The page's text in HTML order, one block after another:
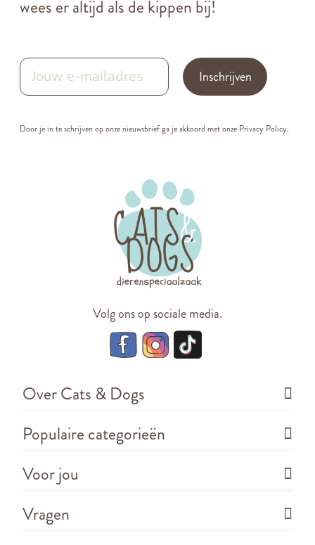
wees er altijd als de kippen bij!
Inschrijven
Door je in te schrijven op onze nieuwsbrief ga je akkoord met onze Privacy Policy.
Volg ons op sociale media.
Over Cats & Dogs
Populaire categorieën
Voor jou
Vragen